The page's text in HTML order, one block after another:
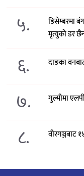
५.
डिसेम्बरमा
मृत्युको डर
६. दाङका
७. गुल्मीमा
८. वीरगञ्जबाट